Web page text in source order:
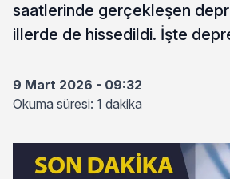
saatlerinde gerçekleşen
illerde de hissedildi. İşte
9 Mart 2026 - 09:32
Okuma süresi: 1 dakika